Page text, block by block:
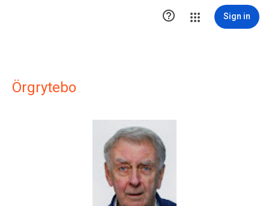
 Sign in
Örgrytebo